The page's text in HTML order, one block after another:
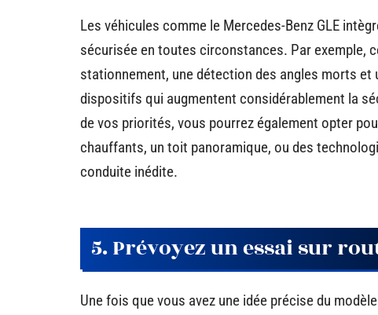
Les véhicules comme le Mercedes-Benz GLE
sécurisée en toutes circonstances. Par exemple,
stationnement, une détection des angles morts et
dispositifs qui augmentent considérablement la
de vos priorités, vous pourrez également opter
chauffants, un toit panoramique, ou des
conduite inédite.
5. Prévoyez un essai sur
Une fois que vous avez une idée précise du